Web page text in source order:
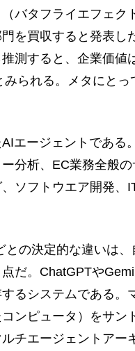
バタフライエフェク
を買収すると発表し
測すると、企業価値
られる。メタにとっ
ージェントである
分析、EC業務全般の
ソフトウエア開発、
の決定的な違いは、
だ。ChatGPTや
るシステムである。
ンピュータ）をサン
チエージェントアー